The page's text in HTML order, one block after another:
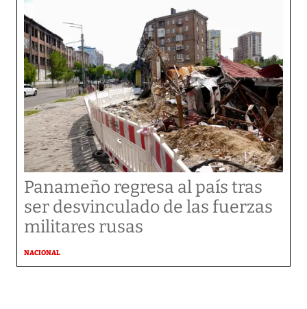
Panameño regresa al país tras
ser desvinculado de las fuerzas
militares rusas
NACIONAL